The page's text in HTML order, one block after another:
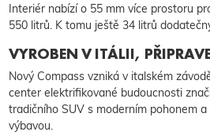
Interiér nabízí o 55 mm více prostoru
550 litrů. K tomu ještě 34 litrů
VYROBEN V ITÁLII,
Nový Compass vzniká v italském
center elektrifikované budoucnosti
tradičního SUV s moderním pohonem
výbavou.